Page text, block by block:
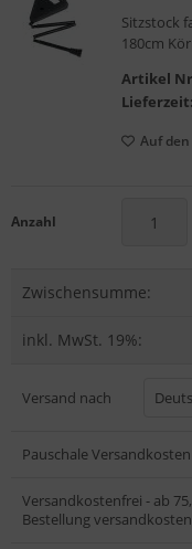
Sitzstock
180cm
Artikel
Lieferzeit:
Auf
Anzahl
Zwischensumme:
inkl. MwSt. 19%:
Versand nach
Pauschale
Versandkostenfrei - ab
Bestellung